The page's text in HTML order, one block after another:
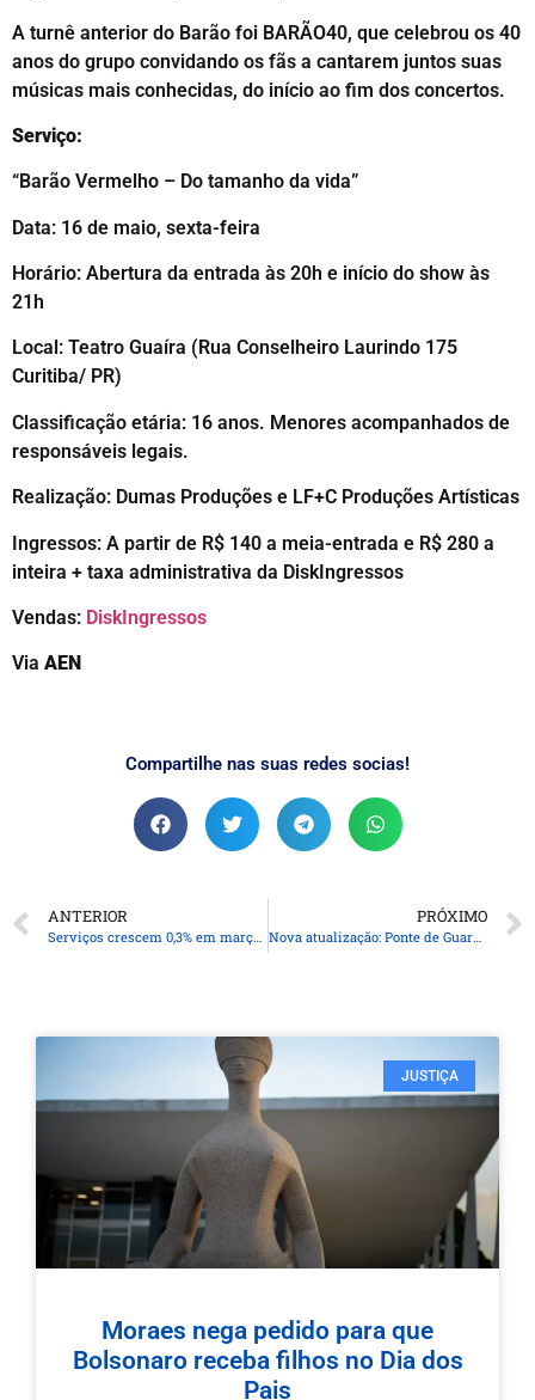
A turnê anterior do Barão foi BARÃO40, que celebrou os 40
anos do grupo convidando os fãs a cantarem juntos suas
músicas mais conhecidas, do início ao fim dos concertos.
Serviço:
“Barão Vermelho – Do tamanho da vida”
Data: 16 de maio, sexta-feira
Horário: Abertura da entrada às 20h e início do show às
21h
Local: Teatro Guaíra (Rua Conselheiro Laurindo 175
Curitiba/ PR)
Classificação etária: 16 anos. Menores acompanhados de
responsáveis legais.
Realização: Dumas Produções e LF+C Produções Artísticas
Ingressos: A partir de R$ 140 a meia-entrada e R$ 280 a
inteira + taxa administrativa da DiskIngressos
Vendas: DiskIngressos
Via AEN
Compartilhe nas suas redes socias!
ANTERIOR
Serviços crescem 0,3% em março, na segunda alta seguida
PRÓXIMO
Nova atualização: Ponte de Guaratuba chega a 55,7% de execução com grandes marcos
JUSTIÇA
Moraes nega pedido para que
Bolsonaro receba filhos no Dia dos
Pais